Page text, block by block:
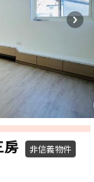
房 非信義物件